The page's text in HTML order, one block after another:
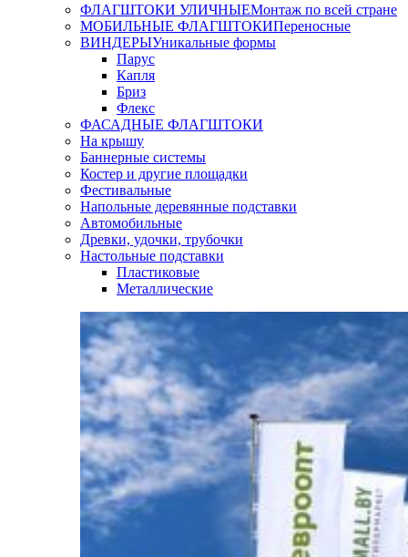
ФЛАГШТОКИ УЛИЧНЫЕМонтаж по всей стране
МОБИЛЬНЫЕ ФЛАГШТОКИПереносные
ВИНДЕРЫУникальные формы
Парус
Капля
Бриз
Флекс
ФАСАДНЫЕ ФЛАГШТОКИ
На крышу
Баннерные системы
Костер и другие площадки
Фестивальные
Напольные деревянные подставки
Автомобильные
Древки, удочки, трубочки
Настольные подставки
Пластиковые
Металлические